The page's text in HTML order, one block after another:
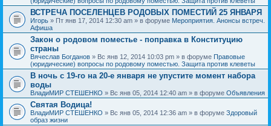
ВСТРЕЧА ПОСЕЛЕНЦЕВ РОДОВЫХ ПОМЕСТИЙ 25 ЯНВАРЯ
Игорь » Пт янв 17, 2014 12:30 am » в форуме Мероприятия. Анонсы встреч.
Афиша
Закон о родовом поместье - поправка в Конституцию
страны
Вячеслав Богданов » Вс янв 12, 2014 10:03 pm » в форуме Правовые
(юридические) вопросы по родовому поместью. Защита против клеветы
В ночь с 19-го на 20-е января не упустите момент набора
воды
ВладиМИР СТЕШЕНКО » Вс янв 05, 2014 12:40 am » в форуме Объявления
Святая Водица!
ВладиМИР СТЕШЕНКО » Вс янв 05, 2014 12:36 am » в форуме Здоровый
образ жизни